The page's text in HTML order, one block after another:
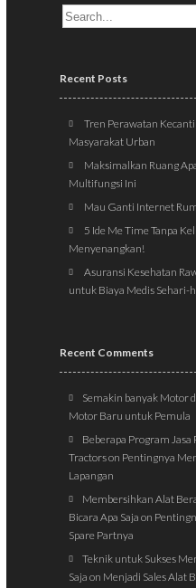
Recent Posts
Tren Perawatan
Masyarakat Urban
Maksimalkan Ruang
Multifungsi Ini
Mau Ganti Internet
5 Ide Me Time Tanpa
Menyenangkan!
Asuransi Kesehatan
untuk Biaya Medis Sehari-
Recent Comments
Semakin banyak Motor
Motor Baru untuk Pemula
Beberapa Program
Tractorson Pentingnya
Lapangan
Membersihkan Alat
Bicara Apa Saja on
Spare Partnya
Teknik untuk Sukses
Saja on Menjadi Sales Alat